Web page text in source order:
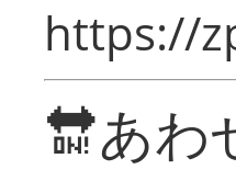
https://
🔛あわ